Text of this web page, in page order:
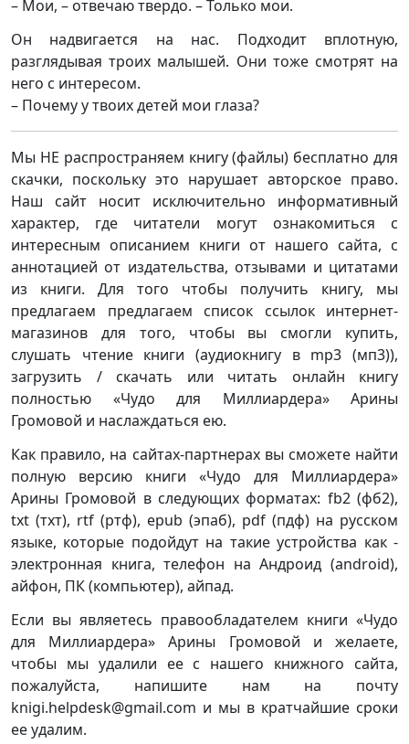
– Мои, – отвечаю твердо. – Только мои.
Он надвигается на нас. Подходит вплотную,
разглядывая троих малышей. Они тоже смотрят на
него с интересом.
– Почему у твоих детей мои глаза?
Мы НЕ распространяем книгу (файлы) бесплатно для
скачки, поскольку это нарушает авторское право.
Наш сайт носит исключительно информативный
характер, где читатели могут ознакомиться с
интересным описанием книги от нашего сайта, с
аннотацией от издательства, отзывами и цитатами
из книги. Для того чтобы получить книгу, мы
предлагаем предлагаем список ссылок интернет-
магазинов для того, чтобы вы смогли купить,
слушать чтение книги (аудиокнигу в mp3 (мп3)),
загрузить / скачать или читать онлайн книгу
полностью «Чудо для Миллиардера» Арины
Громовой и наслаждаться ею.
Как правило, на сайтах-партнерах вы сможете найти
полную версию книги «Чудо для Миллиардера»
Арины Громовой в следующих форматах: fb2 (фб2),
txt (тхт), rtf (ртф), epub (эпаб), pdf (пдф) на русском
языке, которые подойдут на такие устройства как -
электронная книга, телефон на Андроид (android),
айфон, ПК (компьютер), айпад.
Если вы являетесь правообладателем книги «Чудо
для Миллиардера» Арины Громовой и желаете,
чтобы мы удалили ее с нашего книжного сайта,
пожалуйста, напишите нам на почту
knigi.helpdesk@gmail.com и мы в кратчайшие сроки
ее удалим.